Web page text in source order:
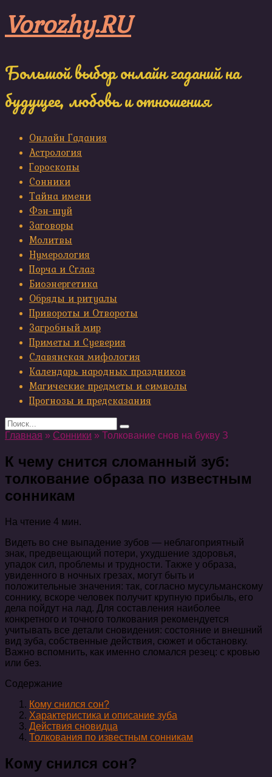
to
content
Vorozhy.RU
Большой выбор онлайн гаданий на
будущее, любовь и отношения
Онлайн Гадания
Астрология
Гороскопы
Сонники
Тайна имени
Фэн-шуй
Заговоры
Молитвы
Нумерология
Порча и Сглаз
Биоэнергетика
Обряды и ритуалы
Привороты и Отвороты
Загробный мир
Приметы и Суеверия
Славянская мифология
Календарь народных праздников
Магические предметы и символы
Прогнозы и предсказания
Search
for:
Главная » Сонники » Толкование снов на букву З
К чему снится сломанный зуб:
толкование образа по известным
сонникам ​
На чтение 4 мин.
Видеть во сне выпадение зубов — неблагоприятный
знак, предвещающий потери, ухудшение здоровья,
упадок сил, проблемы и трудности. Также у образа,
увиденного в ночных грезах, могут быть и
положительные значения: так, согласно мусульманскому
соннику, вскоре человек получит крупную прибыль, его
дела пойдут на лад. Для составления наиболее
конкретного и точного толкования рекомендуется
учитывать все детали сновидения: состояние и внешний
вид зуба, собственные действия, сюжет и обстановку.
Важно вспомнить, как именно сломался резец: с кровью
или без.
Содержание
Кому снился сон?
Характеристика и описание зуба
Действия сновидца
Толкования по известным сонникам
Кому снился сон?